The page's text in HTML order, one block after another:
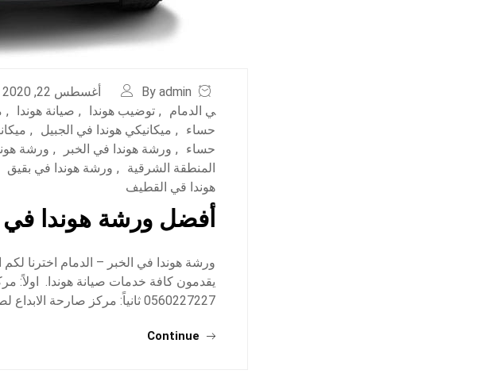
By admin أغسطس 22, 2020
ي الدمام
, توضيب هوندا , صيانة هوندا ,
حساء
, ميكانيكي هوندا في الجبيل ,
حساء
, ورشة هوندا في الخبر , ورشة
المنطقة الشرقية
, ورشة هوندا في بقيق
هوندا قي القطيف
أفضل ورشة هوندا في
ورشة هوندا في الخبر – الدمام اخترنا
يقدمون كافة خدمات صيانة هوندا. اولاً:
0560227227 ثانياً: مركز صارحة الابداع لصيانة السيارات: للحجز والاستعلام: 0546335222 ومن…
Continue